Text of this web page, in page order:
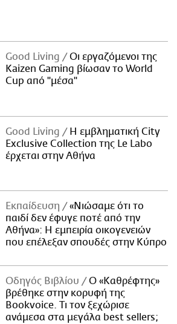
Good Living
Οι εργαζόμενοι της
Kaizen Gaming βίωσαν το World
Cup από "μέσα"
Good Living
Η εμβληματική City
Exclusive Collection της Le Labo
έρχεται στην Αθήνα
Εκπαίδευση
«Νιώσαμε ότι το
παιδί δεν έφυγε ποτέ από την
Αθήνα»: Η εμπειρία οικογενειών
που επέλεξαν σπουδές στην Κύπρο
Οδηγός Βιβλίου
Ο «Καθρέφτης»
βρέθηκε στην κορυφή της
Bookvoice. Τι τον ξεχώρισε
ανάμεσα στα μεγάλα best sellers;